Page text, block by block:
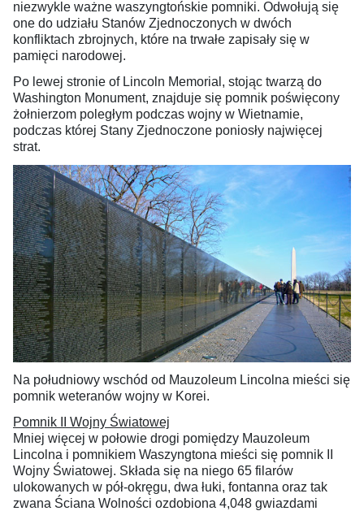
niezwykle ważne waszyngtońskie pomniki. Odwołują się
one do udziału Stanów Zjednoczonych w dwóch
konfliktach zbrojnych, które na trwałe zapisały się w
pamięci narodowej.
Po lewej stronie of Lincoln Memorial, stojąc twarzą do
Washington Monument, znajduje się pomnik poświęcony
żołnierzom poległym podczas wojny w Wietnamie,
podczas której Stany Zjednoczone poniosły najwięcej
strat.
Na południowy wschód od Mauzoleum Lincolna mieści się
pomnik weteranów wojny w Korei.
Pomnik II Wojny Światowej
Mniej więcej w połowie drogi pomiędzy Mauzoleum
Lincolna i pomnikiem Waszyngtona mieści się pomnik II
Wojny Światowej. Składa się na niego 65 filarów
ulokowanych w pół-okręgu, dwa łuki, fontanna oraz tak
zwana Ściana Wolności ozdobiona 4,048 gwiazdami